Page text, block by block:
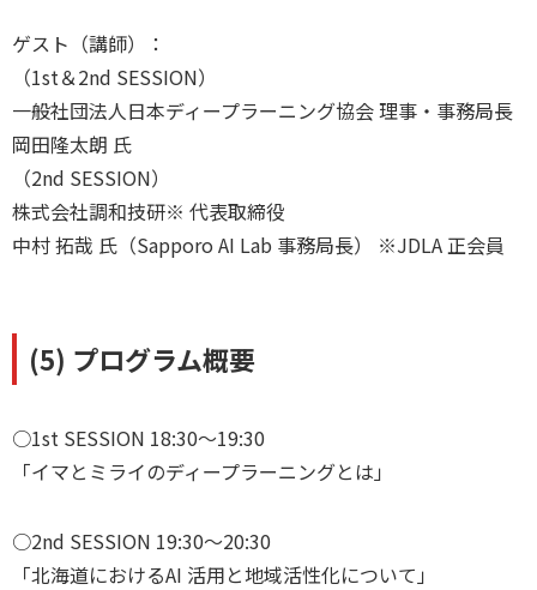
ゲスト（講師）：
（1st＆2nd SESSION）
一般社団法人日本ディープラーニング協会 理事・事務局長
岡田隆太朗 氏
（2nd SESSION）
株式会社調和技研※ 代表取締役
中村 拓哉 氏（Sapporo AI Lab 事務局長） ※JDLA 正会員
(5) プログラム概要
○1st SESSION 18:30～19:30
「イマとミライのディープラーニングとは」
○2nd SESSION 19:30～20:30
「北海道におけるAI 活用と地域活性化について」